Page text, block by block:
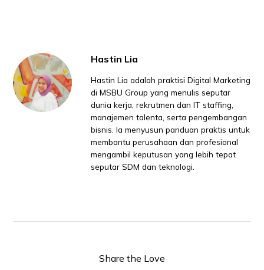
Hastin Lia
Hastin Lia adalah praktisi Digital Marketing
di MSBU Group yang menulis seputar
dunia kerja, rekrutmen dan IT staffing,
manajemen talenta, serta pengembangan
bisnis. Ia menyusun panduan praktis untuk
membantu perusahaan dan profesional
mengambil keputusan yang lebih tepat
seputar SDM dan teknologi.
Share the Love